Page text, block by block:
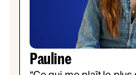
Pauline